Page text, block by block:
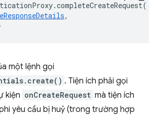
.completeCreateRequest(
,
một lệnh gọi
. Tiện ích phải gọi
kiện onCreateRequest mà tiện ích
yêu cầu bị huỷ (trong trường hợp